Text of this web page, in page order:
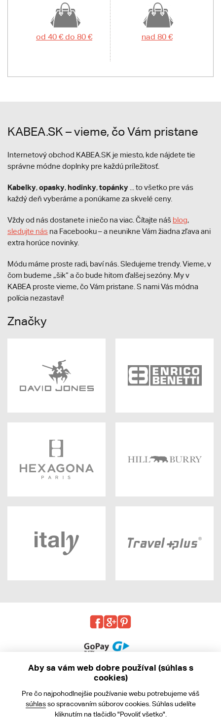
od 40 € do 80 € nad 80 €
KABEA.SK – vieme, čo Vám pristane
Internetový obchod KABEA.SK je miesto, kde nájdete tie
správne módne doplnky pre každú príležitosť.
Kabelky,opasky, hodinky,topánky ... to všetko pre vás
každý deň vyberáme a ponúkame za skvelé ceny.
Vždy od nás dostanete i niečo na viac. Čítajte náš blog,
sledujte nás na Facebooku – a neunikne Vám žiadna zľava ani
extra horúce novinky.
Módu máme proste radi, baví nás. Sledujeme trendy. Vieme, v
čom budeme „šik“ a čo bude hitom ďalšej sezóny. My v
KABEA proste vieme, čo Vám pristane. S nami Vás módna
polícia nezastaví!
Značky
Obchodné podmienky
Ochrana osobných údajov
Aby sa vám web dobre používal (súhlas s
cookies)
Pre čo najpohodlnejšie používanie webu potrebujeme váš
súhlasso spracovaním súborov cookies. Súhlas udelíte
kliknutím na tlačidlo "Povoliť všetko".